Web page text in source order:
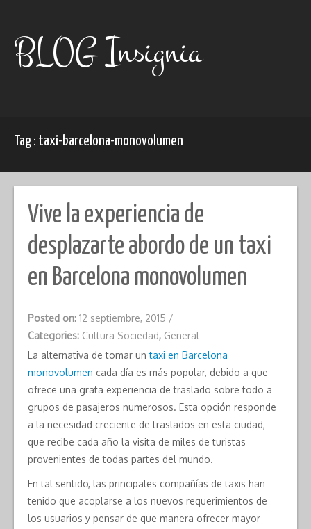
contentBLOG Insignia
Tag : taxi-barcelona-monovolumen
Vive la experiencia de
desplazarte abordo de un taxi
en Barcelona monovolumen
Posted on: 12 septiembre, 2015 /
Categories: Cultura Sociedad, General
La alternativa de tomar untaxi en Barcelona
monovolumen cada día es más popular, debido a que
ofrece una grata experiencia de traslado sobre todo a
grupos de pasajeros numerosos. Esta opción responde
a la necesidad creciente de traslados en esta ciudad,
que recibe cada año la visita de miles de turistas
provenientes de todas partes del mundo.
En tal sentido, las principales compañías de taxis han
tenido que acoplarse a los nuevos requerimientos de
los usuarios y pensar de que manera ofrecer mayor